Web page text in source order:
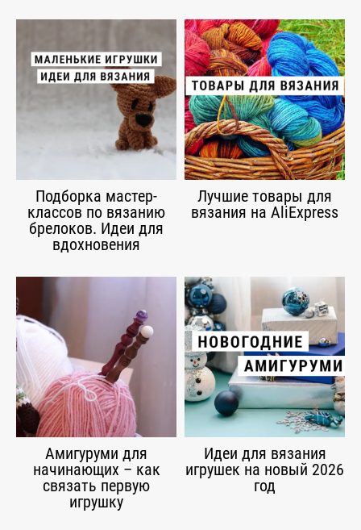
Подборка мастер-
классов по вязанию
брелоков. Идеи для
вдохновения
Лучшие товары для
вязания на AliExpress
Амигуруми для
начинающих – как
связать первую
игрушку
Идеи для вязания
игрушек на новый 2026
год